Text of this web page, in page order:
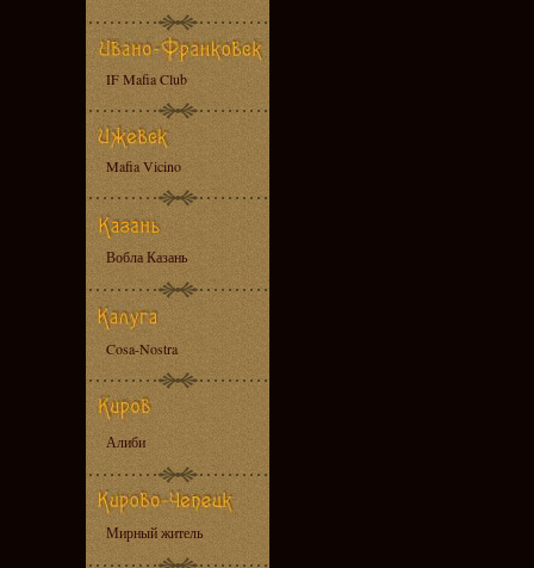
IF Mafia Club
Mafia Vicino
Вобла Казань
Cosa-Nostra
Алиби
Мирный житель